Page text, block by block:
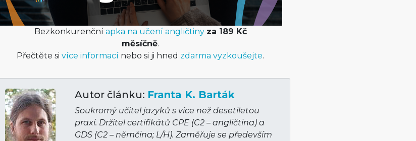
Bezkonkurenční apka na učení angličtiny za 189 Kč
měsíčně.
Přečtěte sivíce informací nebo si ji hned zdarma vyzkoušejte.
Autor článku: Franta K. Barták
Soukromý učitel jazyků s více než desetiletou
praxí. Držitel certifikátů CPE (C2 – angličtina) a
GDS (C2 – němčina; L/H). Zaměřuje se především